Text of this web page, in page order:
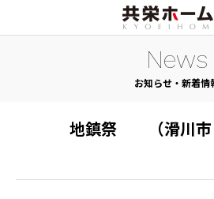
News
お知らせ・新着情
地鎮祭 （滑川市